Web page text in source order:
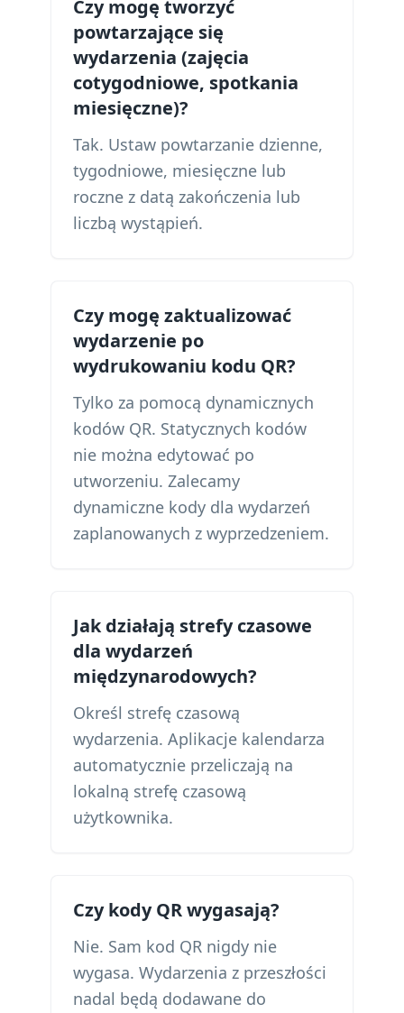
Czy mogę tworzyć
powtarzające się
wydarzenia (zajęcia
cotygodniowe, spotkania
miesięczne)?
Tak. Ustaw powtarzanie dzienne,
tygodniowe, miesięczne lub
roczne z datą zakończenia lub
liczbą wystąpień.
Czy mogę zaktualizować
wydarzenie po
wydrukowaniu kodu QR?
Tylko za pomocą dynamicznych
kodów QR. Statycznych kodów
nie można edytować po
utworzeniu. Zalecamy
dynamiczne kody dla wydarzeń
zaplanowanych z wyprzedzeniem.
Jak działają strefy czasowe
dla wydarzeń
międzynarodowych?
Określ strefę czasową
wydarzenia. Aplikacje kalendarza
automatycznie przeliczają na
lokalną strefę czasową
użytkownika.
Czy kody QR wygasają?
Nie. Sam kod QR nigdy nie
wygasa. Wydarzenia z przeszłości
nadal będą dodawane do